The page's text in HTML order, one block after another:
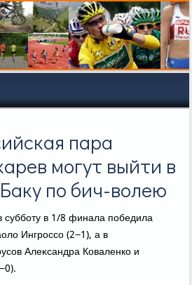
пара
могут выйти в
по бич-волею
в 1/8 финала победила
Ингроссо (2−1), а в
Алеκсандра Коваленко и